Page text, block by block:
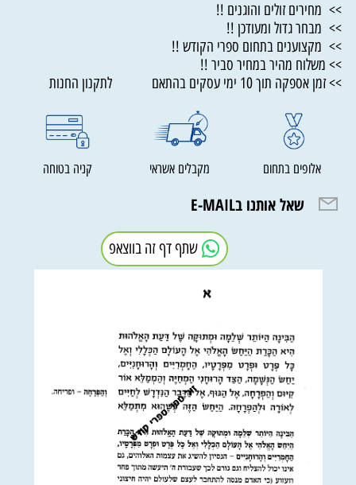
>> מחירים זולים והוגנים !!
>> מבחר גדול ומעודכן !!
>> מקצוענים בתחום ספרי הקודש !!
>> משלוח מהיר במחיר סביר !!
>> זמן אספקה תוך 10 ימי עסקים בהתאם לתקנון החנות
אלופים בתחום מקבלים אשראי קניה בטוחה
שאל אותנו בE-MAIL
שתף דף זה בווצאפ